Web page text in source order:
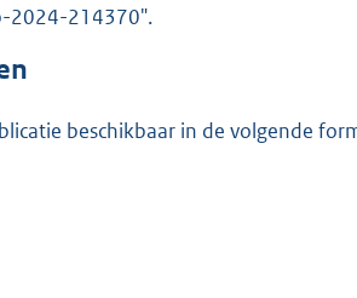
2024-214370".
beschikbaar in de volgende